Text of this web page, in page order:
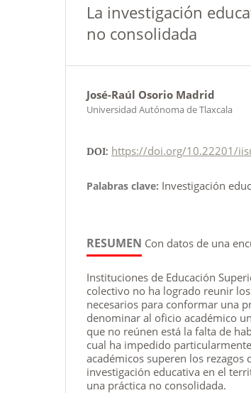
La investigación
no consolidada
José-Raúl Osorio Madrid
Universidad Autónoma de Tlaxcala
DOI: https://doi.org/10.22201/
Palabras clave: Investigación
RESUMEN Con datos de una
Instituciones de Educación
colectivo no ha logrado reunir
necesarios para conformar una
denominar al oficio académico
que no reúnen está la falta de
cual ha impedido
académicos superen los rezagos
investigación educativa en el
una práctica no consolidada.